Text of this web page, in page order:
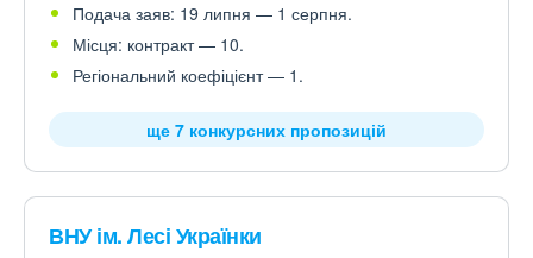
Подача заяв: 19 липня — 1 серпня.
Місця: контракт — 10.
Регіональний коефіцієнт — 1.
ще 7 конкурсних пропозицій
ВНУ ім. Лесі Українки